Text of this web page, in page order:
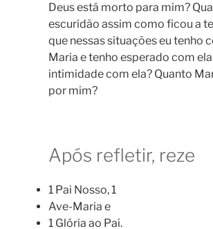
Deus está morto para mim?
escuridão assim como ficou a
que nessas situações eu tenho
Maria e tenho esperado com
intimidade com ela? Quanto
por mim?
Após refletir, reze
1 Pai Nosso, 1
Ave-Maria e
1 Glória ao Pai.